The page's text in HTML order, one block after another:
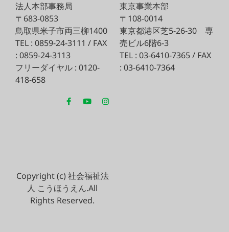
法人本部事務局
〒683-0853
鳥取県米子市両三柳1400
TEL : 0859-24-3111 / FAX
: 0859-24-3113
フリーダイヤル : 0120-
418-658
東京事業本部
〒108-0014
東京都港区芝5-26-30 専
売ビル6階6-3
TEL : 03-6410-7365 / FAX
: 03-6410-7364
Copyright (c) 社会福祉法
人 こうほうえん.All
Rights Reserved.